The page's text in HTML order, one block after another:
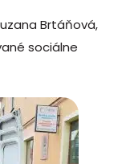
Brtáňová,
sociálne